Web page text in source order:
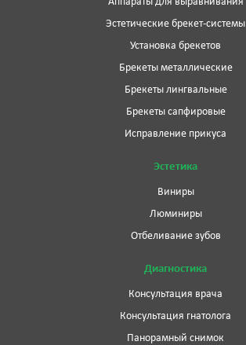
Эстетические брекет-системы
Установка брекетов
Брекеты металлические
Брекеты лингвальные
Брекеты сапфировые
Исправление прикуса
Эстетика
Виниры
Люминиры
Отбеливание зубов
Диагностика
Консультация врача
Консультация гнатолога
Панорамный снимок